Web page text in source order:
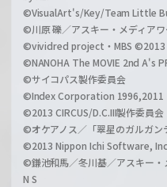
©VisualArt's/Key/Team Little
©川原 礫／アスキー・メディア
©vividred project・MBS ©2013
©NANOHA The MOVIE 2nd A's
©サイコパス製作委員会
©Index Corporation 1996,2011
©2013 CIRCUS/D.C.III製作委員会
©オケアノス／「翠星のガルガン
©2013 Nippon Ichi Software,
©鎌池和馬／冬川基／アスキー・
N S